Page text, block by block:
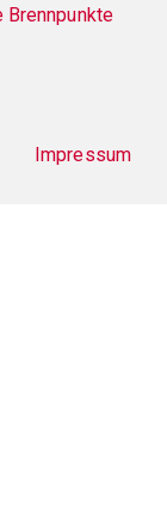
Impressum